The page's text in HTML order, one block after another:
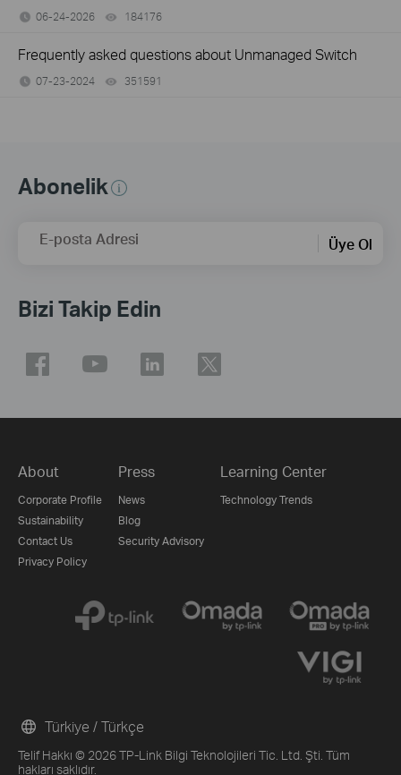
06-24-2026 184176
Frequently asked questions about Unmanaged Switch
07-23-2024 351591
Abonelik
E-posta Adresi Üye Ol
Bizi Takip Edin
About
Corporate Profile
Sustainability
Contact Us
Privacy Policy
Press
News
Blog
Security Advisory
Learning Center
Technology Trends
Telif Hakkı © 2026 TP-Link Bilgi Teknolojileri Tic. Ltd. Şti. Tüm
hakları saklıdır.
Türkiye / Türkçe